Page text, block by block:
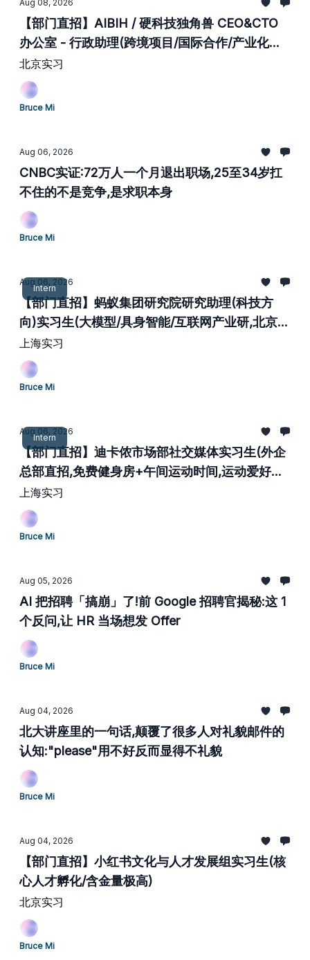
Aug 08, 2026
【部门直招】AIBIH / 硬科技独角兽 CEO&CTO
办公室 - 行政助理(跨境项目/国际合作/产业化落
地方向)
北京实习
Bruce Mi
Aug 06, 2026
CNBC实证:72万人一个月退出职场,25至34岁扛
不住的不是竞争,是求职本身
Bruce Mi
Intern
Aug 06, 2026
【部门直招】蚂蚁集团研究院研究助理(科技方
向)实习生(大模型/具身智能/互联网产业研,北京/
上海/杭州)
上海实习
Bruce Mi
Intern
Aug 06, 2026
【部门直招】迪卡侬市场部社交媒体实习生(外企
总部直招,免费健身房+午间运动时间,运动爱好者
天花板)
上海实习
Bruce Mi
Aug 05, 2026
AI 把招聘「搞崩」了!前 Google 招聘官揭秘:这 1
个反问,让 HR 当场想发 Offer
Bruce Mi
Aug 04, 2026
北大讲座里的一句话,颠覆了很多人对礼貌邮件的
认知:"please"用不好反而显得不礼貌
Bruce Mi
Aug 04, 2026
【部门直招】小红书文化与人才发展组实习生(核
心人才孵化/含金量极高)
北京实习
Bruce Mi